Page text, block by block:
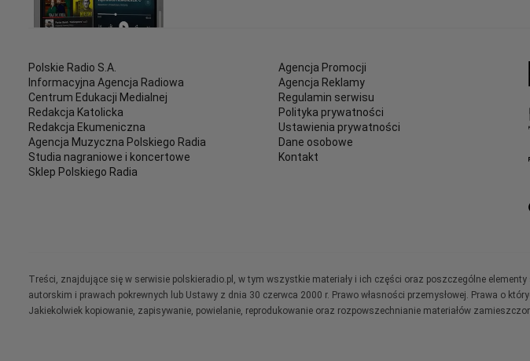
Polskie Radio S.A.
Informacyjna Agencja Radiowa
Centrum Edukacji Medialnej
Redakcja Katolicka
Redakcja Ekumeniczna
Agencja Muzyczna Polskiego Radia
Studia nagraniowe i koncertowe
Sklep Polskiego Radia
Agencja Promocji
Agencja Reklamy
Regulamin serwisu
Polityka prywatności
Ustawienia prywatności
Dane osobowe
Kontakt
Treści, znajdujące się w serwisie polskieradio.pl, w tym wszystkie materiały i ich części oraz poszczególne
autorskim i prawach pokrewnych lub Ustawy z dnia 30 czerwca 2000 r. Prawo własności przemysłowej. Prawa o
Jakiekolwiek kopiowanie, zapisywanie, powielanie, reprodukowanie oraz rozpowszechnianie materiałów